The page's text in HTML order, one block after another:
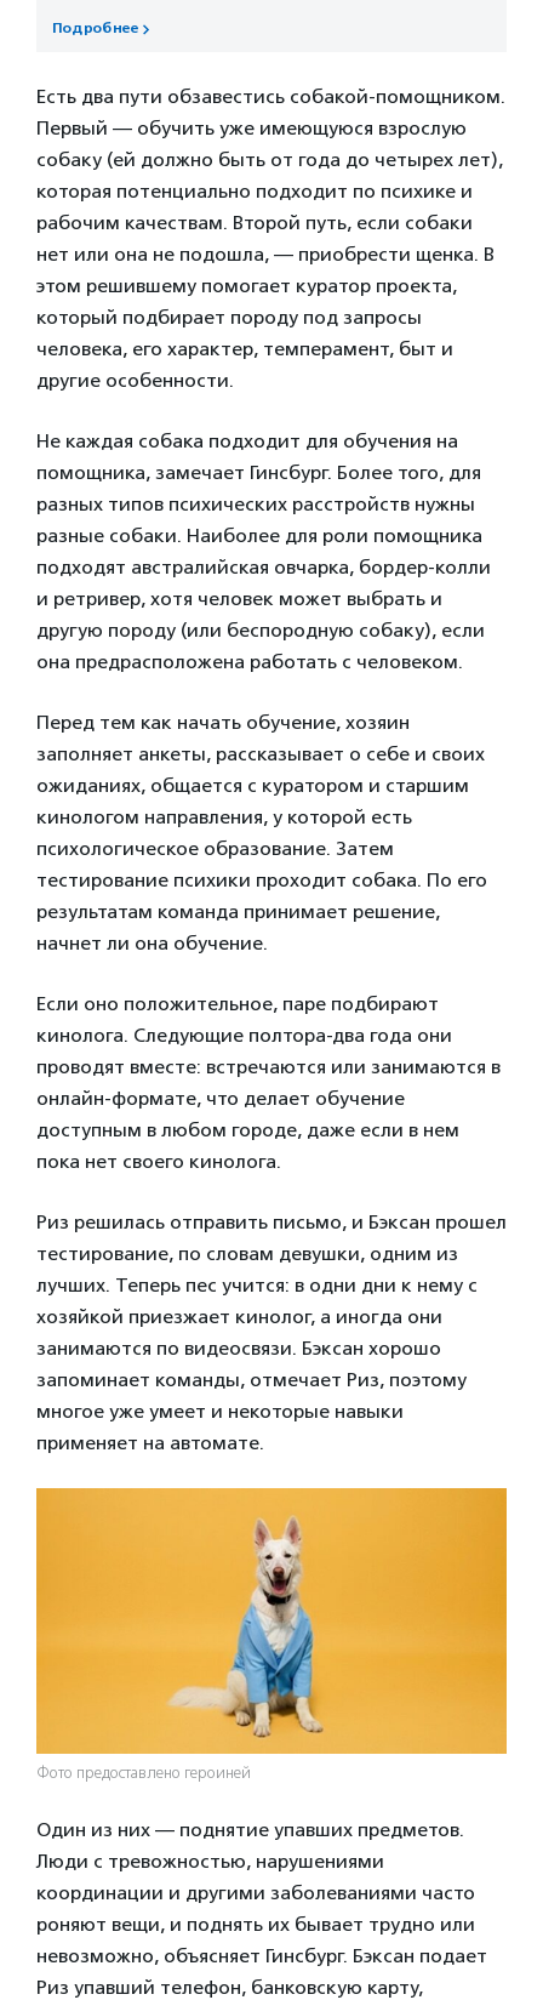
Подробнее
Есть два пути обзавестись собакой-помощником.
Первый — обучить уже имеющуюся взрослую
собаку (ей должно быть от года до четырех лет),
которая потенциально подходит по психике и
рабочим качествам. Второй путь, если собаки
нет или она не подошла, — приобрести щенка. В
этом решившему помогает куратор проекта,
который подбирает породу под запросы
человека, его характер, темперамент, быт и
другие особенности.
Не каждая собака подходит для обучения на
помощника, замечает Гинсбург. Более того, для
разных типов психических расстройств нужны
разные собаки. Наиболее для роли помощника
подходят австралийская овчарка, бордер-колли
и ретривер, хотя человек может выбрать и
другую породу (или беспородную собаку), если
она предрасположена работать с человеком.
Перед тем как начать обучение, хозяин
заполняет анкеты, рассказывает о себе и своих
ожиданиях, общается с куратором и старшим
кинологом направления, у которой есть
психологическое образование. Затем
тестирование психики проходит собака. По его
результатам команда принимает решение,
начнет ли она обучение.
Если оно положительное, паре подбирают
кинолога. Следующие полтора-два года они
проводят вместе: встречаются или занимаются в
онлайн-формате, что делает обучение
доступным в любом городе, даже если в нем
пока нет своего кинолога.
Риз решилась отправить письмо, и Бэксан прошел
тестирование, по словам девушки, одним из
лучших. Теперь пес учится: в одни дни к нему с
хозяйкой приезжает кинолог, а иногда они
занимаются по видеосвязи. Бэксан хорошо
запоминает команды, отмечает Риз, поэтому
многое уже умеет и некоторые навыки
применяет на автомате.
Фото предоставлено героиней
Один из них — поднятие упавших предметов.
Люди с тревожностью, нарушениями
координации и другими заболеваниями часто
роняют вещи, и поднять их бывает трудно или
невозможно, объясняет Гинсбург. Бэксан подает
Риз упавший телефон, банковскую карту,